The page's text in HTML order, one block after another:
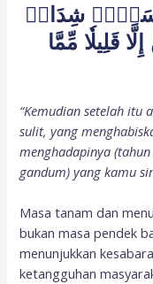
سَبۡعٞ شِدَادٞ
قَلِيلٗا مِّمَّا
“Kemudian setelah itu
sulit, yang
menghadapinya
gandum) yang kamu
Masa tanam dan
bukan masa pendek
menunjukkan
ketangguhan